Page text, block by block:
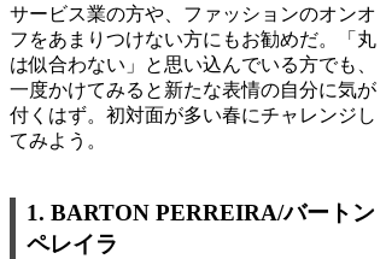
サービス業の方や、ファッションのオンオ
フをあまりつけない方にもお勧めだ。「丸
は似合わない」と思い込んでいる方でも、
一度かけてみると新たな表情の自分に気が
付くはず。初対面が多い春にチャレンジし
てみよう。
1. BARTON PERREIRA/バートン
ペレイラ